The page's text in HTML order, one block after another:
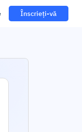
Înscrieți-vă